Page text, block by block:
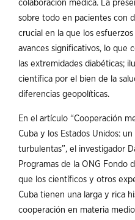
colaboración médica. La
sobre todo en pacientes con
crucial en la que los
avances significativos, lo que
las extremidades diabéticas;
científica por el bien de la
diferencias geopolíticas.
En el artículo “Cooperación
Cuba y los Estados Unidos:
turbulentas”, el investigador
Programas de la ONG Fondo
que los científicos y otros
Cuba tienen una larga y rica
cooperación en materia